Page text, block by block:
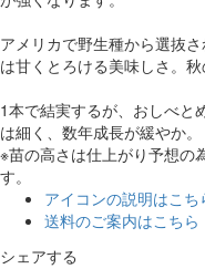
アメリカで野生種から選抜
は甘くとろける美味しさ。秋
1本で結実するが、おしべと
は細く、数年成長が緩やか。
※苗の高さは仕上がり予想の
す。
アイコンの説明はこち
送料のご案内はこちら
シェアする